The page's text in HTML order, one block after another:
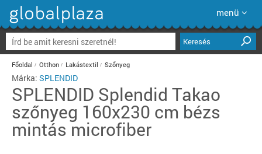
menü
Keresés
Főoldal Otthon Lakástextil Szőnyeg
Márka: SPLENDID
SPLENDID Splendid Takao
szőnyeg 160x230 cm bézs
mintás microfiber